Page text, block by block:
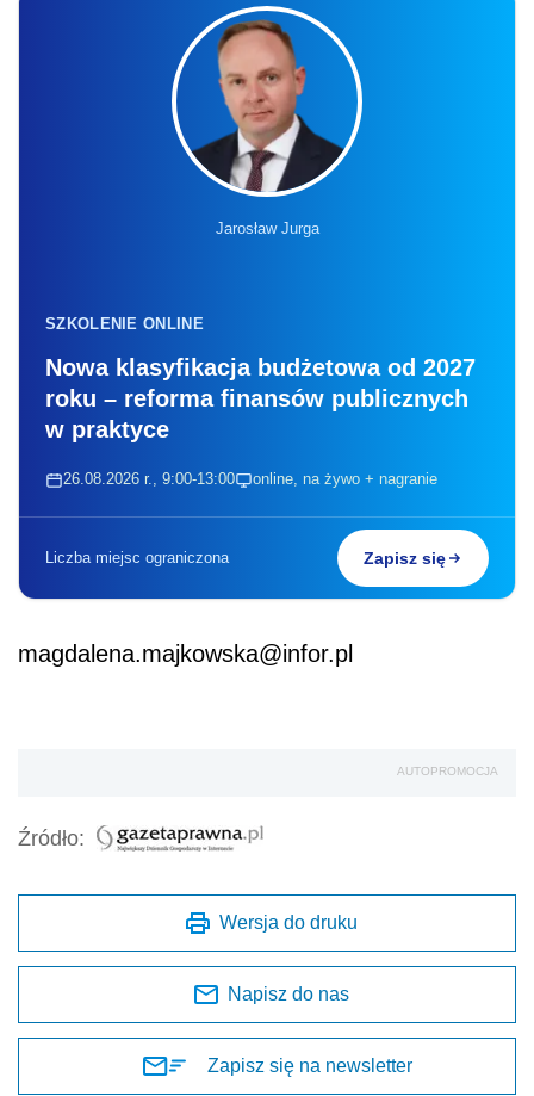
Jarosław Jurga
SZKOLENIE ONLINE
Nowa klasyfikacja budżetowa od 2027
roku – reforma finansów publicznych
w praktyce
26.08.2026 r., 9:00-13:00 online, na żywo + nagranie
Liczba miejsc ograniczona Zapisz się
magdalena.majkowska@infor.pl
AUTOPROMOCJA
Źródło:
Wersja do druku
Napisz do nas
Zapisz się na newsletter